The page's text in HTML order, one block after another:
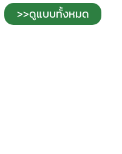
>>ดูแบบทั้งหมด